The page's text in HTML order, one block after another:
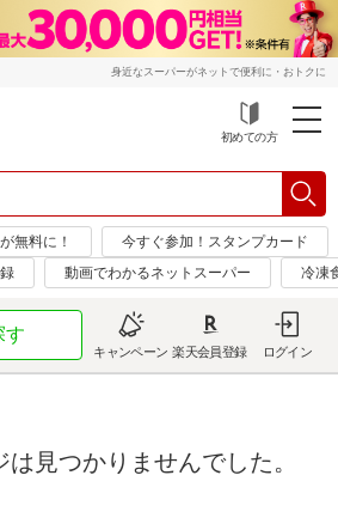
身近なスーパーがネットで便利に・おトクに
初めての方
無料に！
今すぐ参加！スタンプカード
動画でわかるネットスーパー 冷凍
す
キャンペーン 楽天会員登録 ログイン
見つかりませんでした。